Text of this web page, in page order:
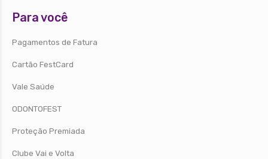
Para você
Pagamentos de Fatura
Cartão FestCard
Vale Saúde
ODONTOFEST
Proteção Premiada
Clube Vai e Volta